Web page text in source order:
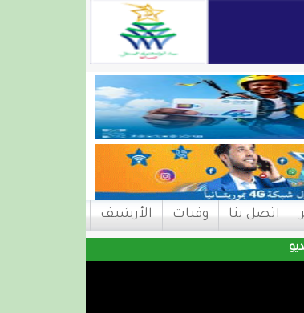
اتصل بنا وفيات الأرشيف